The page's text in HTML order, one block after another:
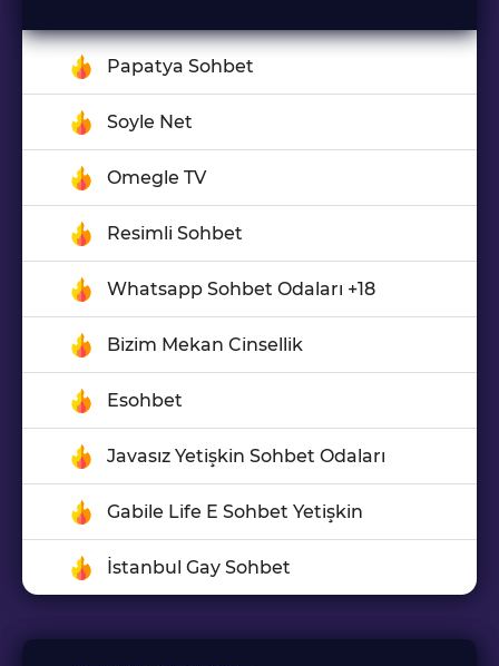
Papatya Sohbet
Soyle Net
Omegle TV
Resimli Sohbet
Whatsapp Sohbet Odaları +18
Bizim Mekan Cinsellik
Esohbet
Javasız Yetişkin Sohbet Odaları
Gabile Life E Sohbet Yetişkin
İstanbul Gay Sohbet